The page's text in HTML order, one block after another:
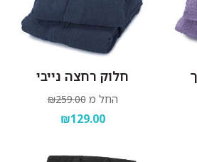
חלוק רחצה נייבי
החל מ ₪259.00
₪129.00